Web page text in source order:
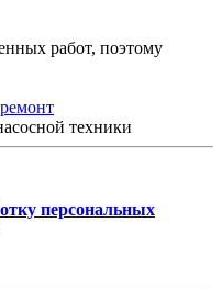
работ, поэтому
техники
персональных